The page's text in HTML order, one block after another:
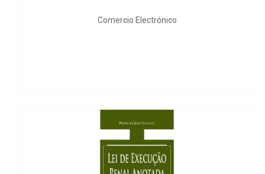
Comercio Electrónico